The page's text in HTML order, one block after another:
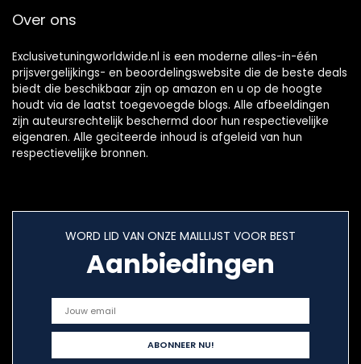
Over ons
Exclusivetuningworldwide.nl is een moderne alles-in-één
prijsvergelijkings- en beoordelingswebsite die de beste deals
biedt die beschikbaar zijn op amazon en u op de hoogte
houdt via de laatst toegevoegde blogs. Alle afbeeldingen
zijn auteursrechtelijk beschermd door hun respectievelijke
eigenaren. Alle geciteerde inhoud is afgeleid van hun
respectievelijke bronnen.
WORD LID VAN ONZE MAILLIJST VOOR BEST
Aanbiedingen